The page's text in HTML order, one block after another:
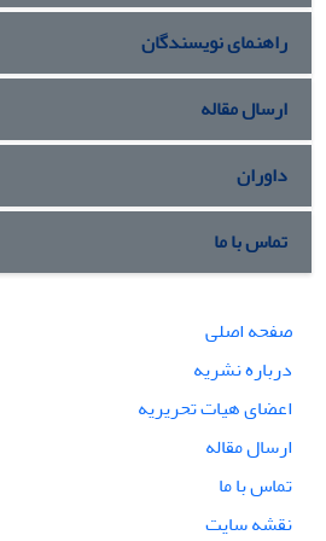
راهنمای نویسندگان
ارسال مقاله
داوران
تماس با ما
صفحه اصلی
درباره نشریه
اعضای هیات تحریریه
ارسال مقاله
تماس با ما
نقشه سایت